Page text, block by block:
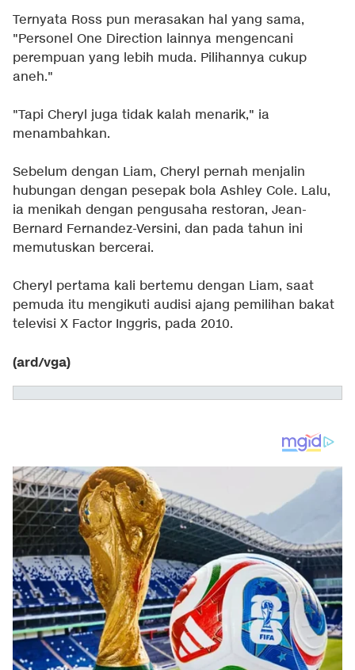
Ternyata Ross pun merasakan hal yang sama,
"Personel One Direction lainnya mengencani
perempuan yang lebih muda. Pilihannya cukup
aneh."
"Tapi Cheryl juga tidak kalah menarik," ia
menambahkan.
Sebelum dengan Liam, Cheryl pernah menjalin
hubungan dengan pesepak bola Ashley Cole. Lalu,
ia menikah dengan pengusaha restoran, Jean-
Bernard Fernandez-Versini, dan pada tahun ini
memutuskan bercerai.
Cheryl pertama kali bertemu dengan Liam, saat
pemuda itu mengikuti audisi ajang pemilihan bakat
televisi X Factor Inggris, pada 2010.
(ard/vga)